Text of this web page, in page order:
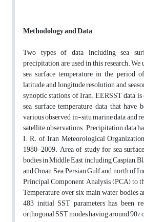
Methodology and Data
Two types of data including sea
precipitation are used in this research.
sea surface temperature in the period
latitude and longitude resolution and
synoptic stations of Iran. EERSST data
sea surface temperature data that have
various observed in-situ marine data and
satellite observations. Precipitation data
I. R. of Iran Meteorological
1980-2009. Area of study for sea
bodies in Middle East including Caspian,
and Oman Sea, Persian Gulf and north of
Principal Component Analysis (PCA) to
Temperature over six main water bodies
483 initial SST parameters has been
orthogonal SST modes having around